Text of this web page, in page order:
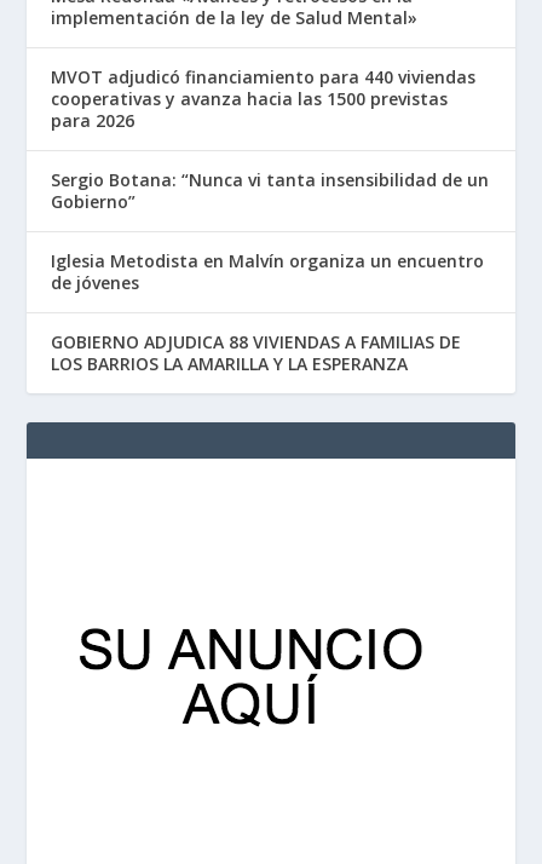
implementación de la ley de Salud Mental»
MVOT adjudicó financiamiento para 440 viviendas
cooperativas y avanza hacia las 1500 previstas
para 2026
Sergio Botana: “Nunca vi tanta insensibilidad de un
Gobierno”
Iglesia Metodista en Malvín organiza un encuentro
de jóvenes
GOBIERNO ADJUDICA 88 VIVIENDAS A FAMILIAS DE
LOS BARRIOS LA AMARILLA Y LA ESPERANZA